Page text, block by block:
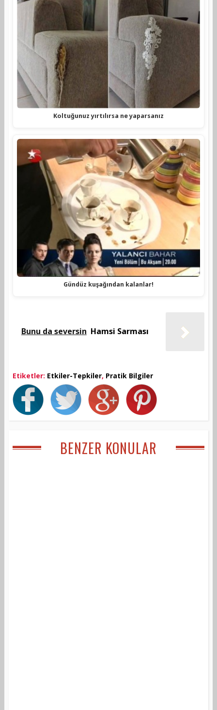
Koltuğunuz yırtılırsa ne yaparsanız
Gündüz kuşağından kalanlar!
Bunu da seversin Hamsi Sarması
Etiketler: Etkiler-Tepkiler, Pratik Bilgiler
BENZER KONULAR